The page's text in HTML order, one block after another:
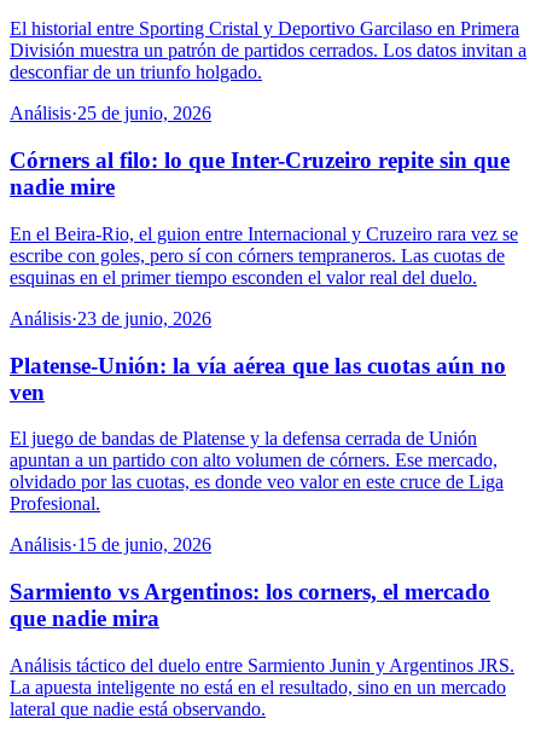
El historial entre Sporting Cristal y Deportivo Garcilaso en Primera
División muestra un patrón de partidos cerrados. Los datos invitan a
desconfiar de un triunfo holgado.
Análisis·25 de junio, 2026
Córners al filo: lo que Inter-Cruzeiro repite sin que
nadie mire
En el Beira-Rio, el guion entre Internacional y Cruzeiro rara vez se
escribe con goles, pero sí con córners tempraneros. Las cuotas de
esquinas en el primer tiempo esconden el valor real del duelo.
Análisis·23 de junio, 2026
Platense-Unión: la vía aérea que las cuotas aún no
ven
El juego de bandas de Platense y la defensa cerrada de Unión
apuntan a un partido con alto volumen de córners. Ese mercado,
olvidado por las cuotas, es donde veo valor en este cruce de Liga
Profesional.
Análisis·15 de junio, 2026
Sarmiento vs Argentinos: los corners, el mercado
que nadie mira
Análisis táctico del duelo entre Sarmiento Junin y Argentinos JRS.
La apuesta inteligente no está en el resultado, sino en un mercado
lateral que nadie está observando.